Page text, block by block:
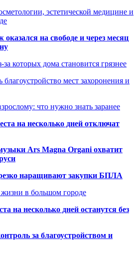
эстетической медицине и
на свободе и через месяц
которых дома становится грязнее
благоустройство мест захоронения и
что нужно знать заранее
на несколько дней отключат
Ars Magna Organi охватит
наращивают закупки БПЛА
в большом городе
на несколько дней останутся без
за благоустройством и